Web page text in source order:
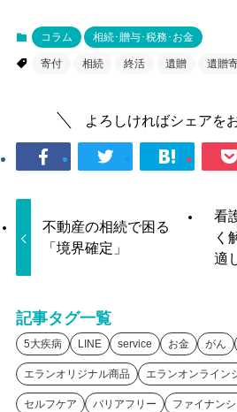
コラム 相続･贈与･税務･お金
寄付 相続 終活 遺贈 遺贈
よろしければシェアを
不動産の相続で困る
「境界確定」
看
く
適
記事タグ一覧
5大疾病 LINE service お金 がん
エランオリジナル商品 エランオンライン
セルフケア バリアフリー ファイナン